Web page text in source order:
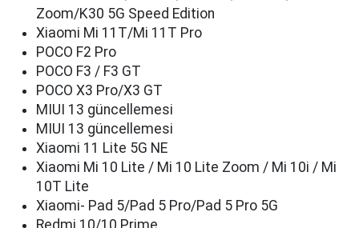
Zoom/K30 5G Speed Edition
Xiaomi Mi 11T/Mi 11T Pro
POCO F2 Pro
POCO F3 / F3 GT
POCO X3 Pro/X3 GT
MIUI 13 güncellemesi
MIUI 13 güncellemesi
Xiaomi 11 Lite 5G NE
Xiaomi Mi 10 Lite / Mi 10 Lite Zoom / Mi 10i / Mi
10T Lite
Xiaomi- Pad 5/Pad 5 Pro/Pad 5 Pro 5G